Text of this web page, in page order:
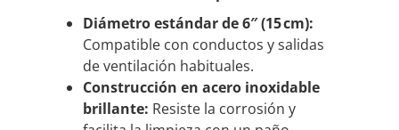
Diámetro estándar de 6″ (15 cm):
Compatible con conductos y salidas
de ventilación habituales.
Construcción en acero inoxidable
brillante: Resiste la corrosión y